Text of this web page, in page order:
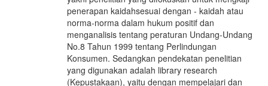
penerapan kaidahsesuai dengan - kaidah atau
norma-norma dalam hukum positif dan
menganalisis tentang peraturan Undang-Undang
No.8 Tahun 1999 tentang Perlindungan
Konsumen. Sedangkan pendekatan penelitian
yang digunakan adalah library research
(Kepustakaan), yaitu dengan mempelajari dan